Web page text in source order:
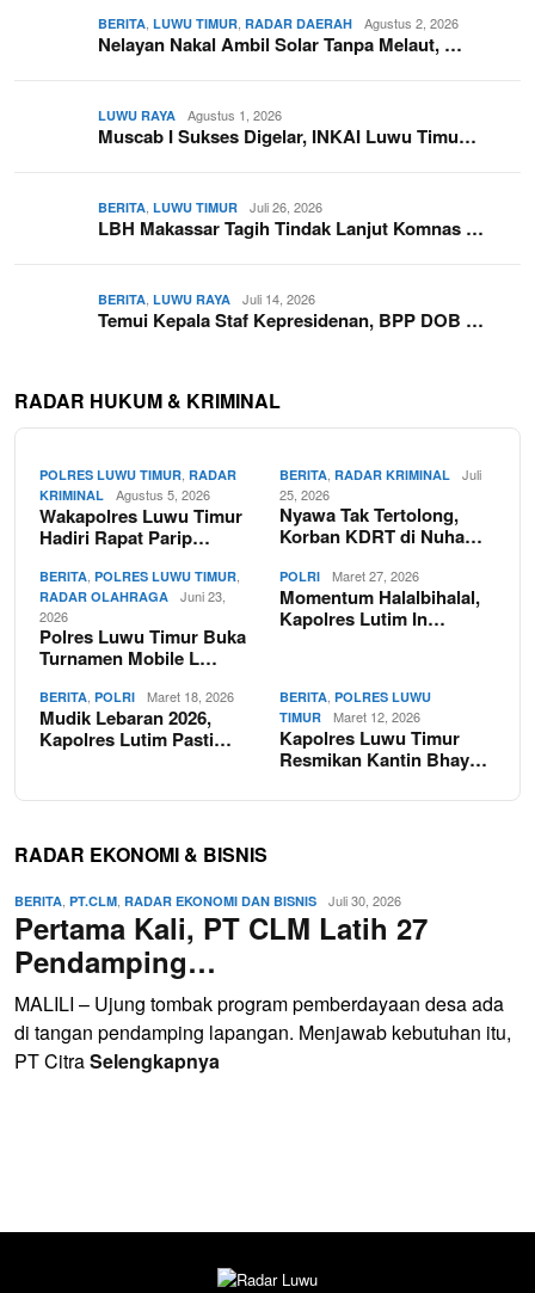
BERITA LUWU TIMUR RADAR DAERAH Agustus 2, 2026
Nelayan Nakal Ambil Solar Tanpa Melaut, …
LUWU RAYA Agustus 1, 2026
Muscab I Sukses Digelar, INKAI Luwu Timu…
BERITA LUWU TIMUR Juli 26, 2026
LBH Makassar Tagih Tindak Lanjut Komnas …
BERITA LUWU RAYA Juli 14, 2026
Temui Kepala Staf Kepresidenan, BPP DOB …
RADAR HUKUM & KRIMINAL
POLRES LUWU TIMUR RADAR
KRIMINAL
Agustus 5, 2026
Wakapolres Luwu Timur
Hadiri Rapat Parip…
BERITA RADAR KRIMINAL
Juli
25, 2026
Nyawa Tak Tertolong,
Korban KDRT di Nuha…
BERITA POLRES LUWU TIMUR
RADAR OLAHRAGA
Juni 23,
2026
Polres Luwu Timur Buka
Turnamen Mobile L…
POLRI Maret 27, 2026
Momentum Halalbihalal,
Kapolres Lutim In…
BERITA POLRI Maret 18, 2026
Mudik Lebaran 2026,
Kapolres Lutim Pasti…
BERITA POLRES LUWU
TIMUR
Maret 12, 2026
Kapolres Luwu Timur
Resmikan Kantin Bhay…
RADAR EKONOMI & BISNIS
BERITA PT.CLM RADAR EKONOMI DAN BISNIS Juli 30, 2026
Pertama Kali, PT CLM Latih 27
Pendamping…
MALILI – Ujung tombak program pemberdayaan desa ada
di tangan pendamping lapangan. Menjawab kebutuhan itu,
PT CitraSelengkapnya